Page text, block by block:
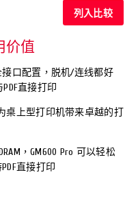
列入比较
价值
口配置，脱机/连线都好
直接打印
桌上型打印机带来卓越的打
，GM600 Pro 可以轻松
直接打印